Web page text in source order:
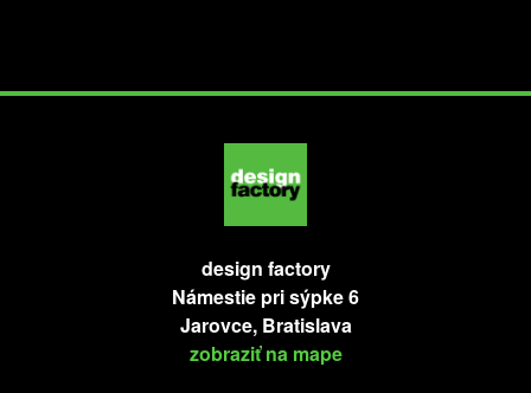
design factory
Námestie pri sýpke 6
Jarovce, Bratislava
zobraziť na mape